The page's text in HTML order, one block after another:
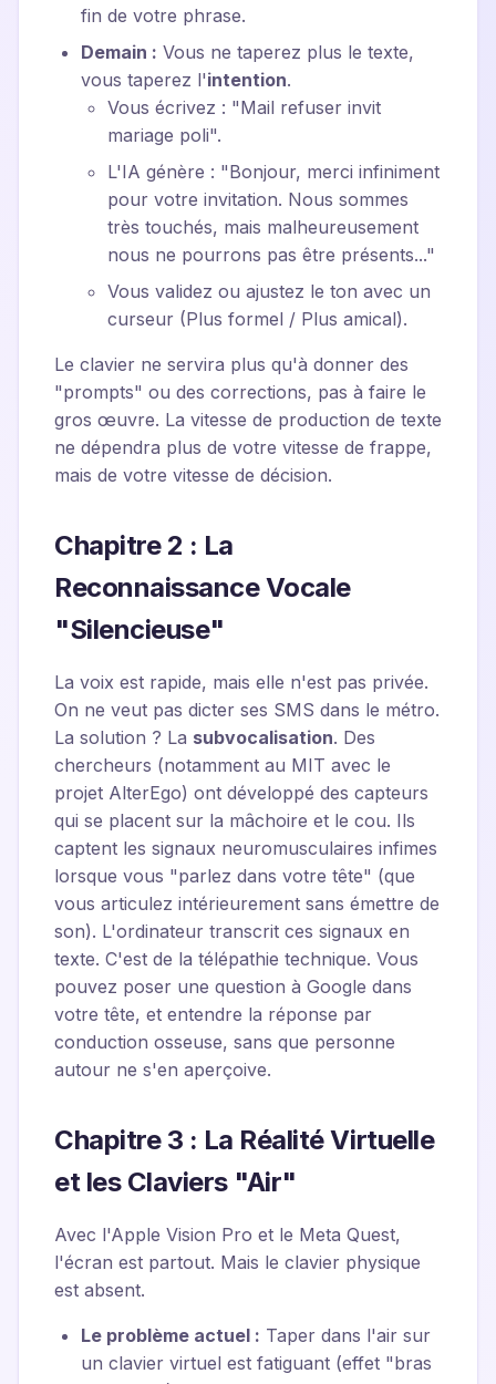
fin de votre phrase.
Demain : Vous ne taperez plus le texte,
vous taperez l'intention.
Vous écrivez : "Mail refuser invit
mariage poli".
L'IA génère : "Bonjour, merci infiniment
pour votre invitation. Nous sommes
très touchés, mais malheureusement
nous ne pourrons pas être présents..."
Vous validez ou ajustez le ton avec un
curseur (Plus formel / Plus amical).
Le clavier ne servira plus qu'à donner des
"prompts" ou des corrections, pas à faire le
gros œuvre. La vitesse de production de texte
ne dépendra plus de votre vitesse de frappe,
mais de votre vitesse de décision.
Chapitre 2 : La
Reconnaissance Vocale
"Silencieuse"
La voix est rapide, mais elle n'est pas privée.
On ne veut pas dicter ses SMS dans le métro.
La solution ? La subvocalisation. Des
chercheurs (notamment au MIT avec le
projet AlterEgo) ont développé des capteurs
qui se placent sur la mâchoire et le cou. Ils
captent les signaux neuromusculaires infimes
lorsque vous "parlez dans votre tête" (que
vous articulez intérieurement sans émettre de
son). L'ordinateur transcrit ces signaux en
texte. C'est de la télépathie technique. Vous
pouvez poser une question à Google dans
votre tête, et entendre la réponse par
conduction osseuse, sans que personne
autour ne s'en aperçoive.
Chapitre 3 : La Réalité Virtuelle
et les Claviers "Air"
Avec l'Apple Vision Pro et le Meta Quest,
l'écran est partout. Mais le clavier physique
est absent.
Le problème actuel : Taper dans l'air sur
un clavier virtuel est fatiguant (effet "bras